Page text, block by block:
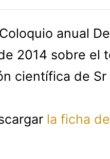
anual
2014 sobre el
científica de
la ficha